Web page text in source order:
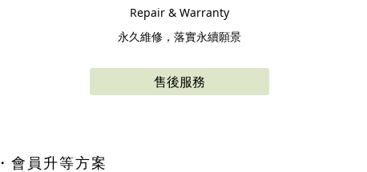
Repair & Warranty
永久維修，落實永續願景
售後服務
會員升等方案